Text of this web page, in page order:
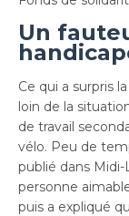
Un
Ce qui a surpris
loin de la
de travail
vélo. Peu de
publié dans
personne
puis a expliqué